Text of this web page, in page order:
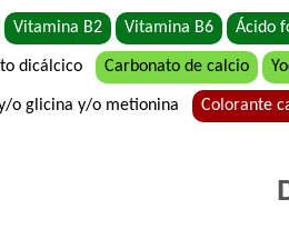
Vitamina B2 Vitamina B6 Ácido
dicálcico Carbonato de calcio
o glicina y/o metionina Colorante